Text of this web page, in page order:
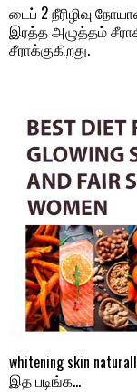
டைப் 2 நீரிழிவு
இரத்த அழுத்தம்
சீராக்குகிறது.
whitening skin
இத படிங்க…